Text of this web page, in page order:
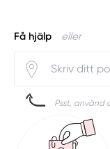
Få hjälp eller
Psst, använd